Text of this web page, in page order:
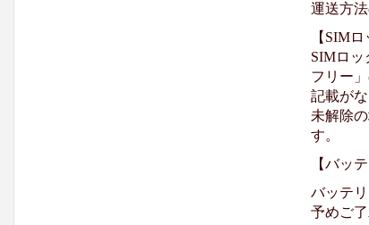
運送方
【SIM
SIMロ
フリー
記載が
未解除
す。
【バッ
バッテ
予めご了